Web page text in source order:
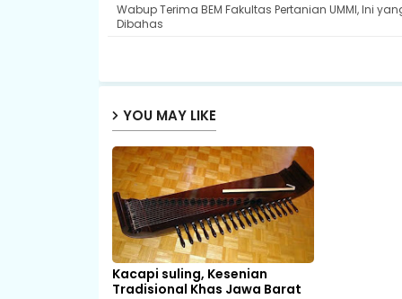
Wabup Terima BEM Fakultas Pertanian UMMI, Ini
Dibahas
YOU MAY LIKE
Kacapi suling, Kesenian
Tradisional Khas Jawa Barat